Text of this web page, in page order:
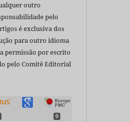
outro
pelo
é exclusiva dos
para outro idioma
permissão por escrito
pelo Comitê Editorial
0